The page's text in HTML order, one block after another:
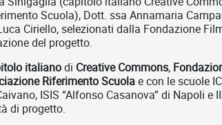
Scuola), Dott. ssa Annamaria
Ciriello, selezionati dalla Fondazione
del progetto.
italianodi Creative Commons,
Riferimento Scuolae con le scuole
ISIS “Alfonso Casanova” di Napoli e
di progetto.